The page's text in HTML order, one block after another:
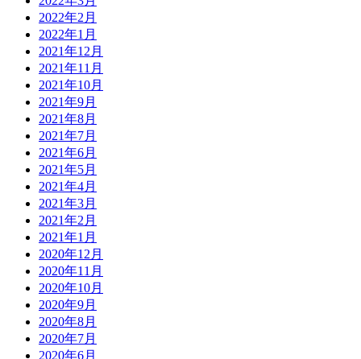
2022年2月
2022年1月
2021年12月
2021年11月
2021年10月
2021年9月
2021年8月
2021年7月
2021年6月
2021年5月
2021年4月
2021年3月
2021年2月
2021年1月
2020年12月
2020年11月
2020年10月
2020年9月
2020年8月
2020年7月
2020年6月